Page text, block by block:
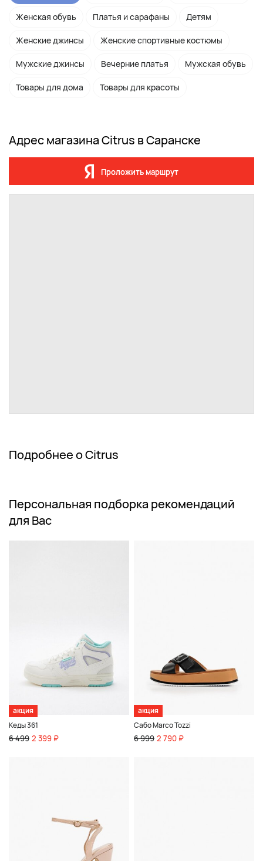
Женская обувь Платья и сарафаны Детям
Женские джинсы Женские спортивные костюмы
Мужские джинсы Вечерние платья Мужская обувь
Товары для дома Товары для красоты
Адрес магазина Citrus в Саранске
Проложить маршрут
Подробнее о Citrus
Персональная подборка рекомендаций
для Вас
акция
Кеды 361
6 499 2 399 ₽
акция
Сабо Marco Tozzi
6 999 2 790 ₽